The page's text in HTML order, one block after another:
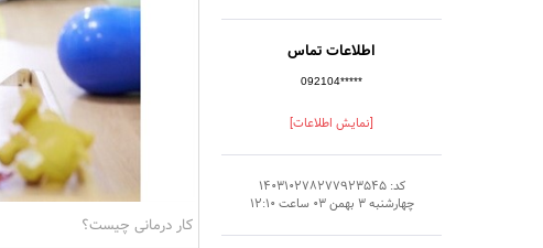
اطلاعات تماس
092104*****
[نمایش اطلاعات]
کد: 140310278277923545
چهارشنبه 3 بهمن 03 ساعت 12:10
کار درمانی چیست؟